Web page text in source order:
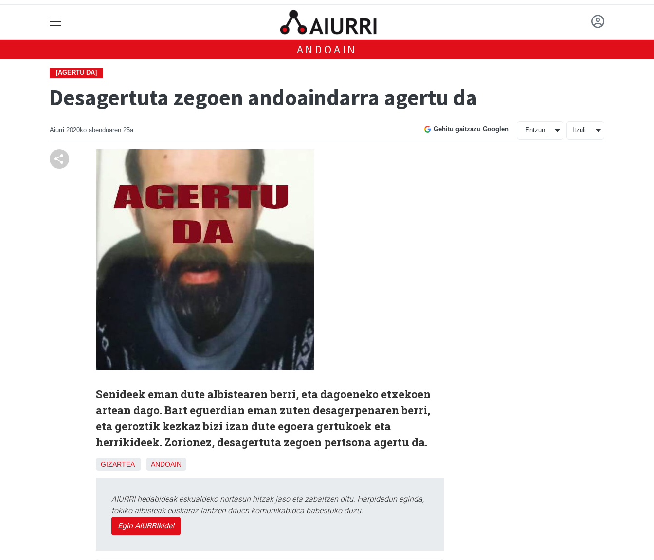
ANDOAIN
[AGERTU DA]
Desagertuta zegoen andoaindarra agertu da
Aiurri 2020ko abenduaren 25a Gehitu gaitzazu Googlen Entzun Itzuli
Senideek eman dute albistearen berri, eta dagoeneko etxekoen
artean dago. Bart eguerdian eman zuten desagerpenaren berri,
eta geroztik kezkaz bizi izan dute egoera gertukoek eta
herrikideek. Zorionez, desagertuta zegoen pertsona agertu da.
GIZARTEA ANDOAIN
AIURRI hedabideak eskualdeko nortasun hitzak jaso eta zabaltzen ditu. Harpidedun eginda,
tokiko albisteak euskaraz lantzen dituen komunikabidea babestuko duzu.
Egin AIURRIkide!